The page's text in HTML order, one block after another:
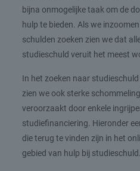
bijna onmogelijke taak om de
hulp te bieden. Als we
schulden zoeken zien we dat
studieschuld veruit het meest
In het zoeken naar
zien we ook sterke
veroorzaakt door enkele
studiefinanciering. Hieronder
die terug te vinden zijn in het
gebied van hulp bij studieschuld.